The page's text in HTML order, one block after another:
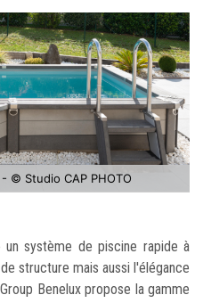
© Studio CAP PHOTO
système de piscine rapide à
structure mais aussi l'élégance
Benelux propose la gamme